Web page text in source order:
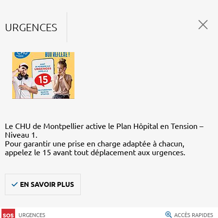
URGENCES
Le CHU de Montpellier active le Plan Hôpital en Tension –
Niveau 1.
Pour garantir une prise en charge adaptée à chacun,
appelez le 15 avant tout déplacement aux urgences.
EN SAVOIR PLUS
URGENCES ACCÈS RAPIDES